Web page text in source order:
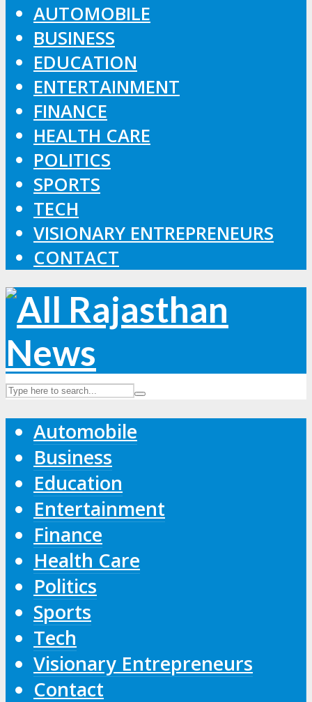
AUTOMOBILE
BUSINESS
EDUCATION
ENTERTAINMENT
FINANCE
HEALTH CARE
POLITICS
SPORTS
TECH
VISIONARY ENTREPRENEURS
CONTACT
Automobile
Business
Education
Entertainment
Finance
Health Care
Politics
Sports
Tech
Visionary Entrepreneurs
Contact